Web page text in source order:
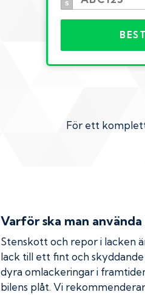
För ett
Varför ska man
Stenskott och repor i lacken
lack till ett fint och
dyra omlackeringar i
bilens plåt. Vi